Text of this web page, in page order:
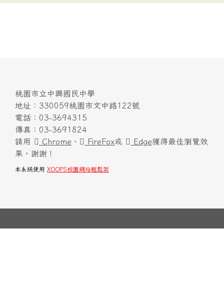
桃園市立中興國民中學
地址：330059桃園市文中路122號
電話：03-3694315
傳真：03-3691824
請用
Chrome 、 FireFox或 Edge獲得最佳瀏覽效
果，謝謝！
本系統使用 XOOPS校園網站輕鬆架